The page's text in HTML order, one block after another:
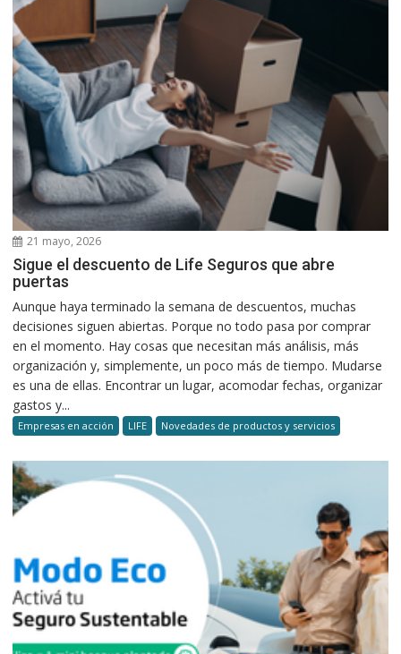
21 mayo, 2026
Sigue el descuento de Life Seguros que abre
puertas
Aunque haya terminado la semana de descuentos, muchas
decisiones siguen abiertas. Porque no todo pasa por comprar
en el momento. Hay cosas que necesitan más análisis, más
organización y, simplemente, un poco más de tiempo. Mudarse
es una de ellas. Encontrar un lugar, acomodar fechas, organizar
gastos y...
Empresas en acción LIFE Novedades de productos y servicios